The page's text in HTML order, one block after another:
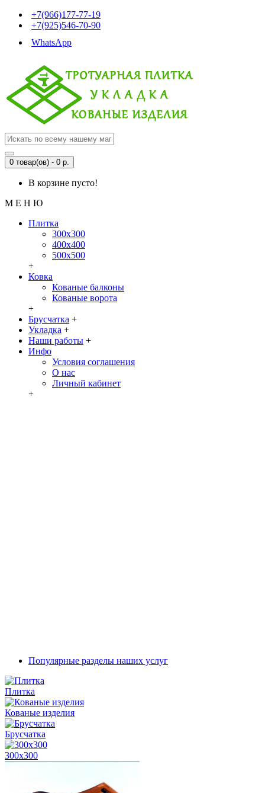
+7(966)177-77-19
+7(925)546-70-90
WhatsApp
0 товар(ов) - 0 р.
В корзине пусто!
М Е Н Ю
Плитка
300x300
400x400
500x500
+
Ковка
Кованые балконы
Кованые ворота
+
Брусчатка +
Укладка +
Наши работы +
Инфо
Условия соглашения
О нас
Личный кабинет
+
Популярные разделы наших услуг
Плитка
Кованые изделия
Брусчатка
300x300